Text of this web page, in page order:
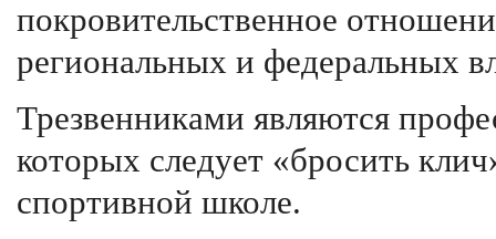
покровительственное
региональных и федеральных
Трезвенниками являются
которых следует «бросить
спортивной школе.